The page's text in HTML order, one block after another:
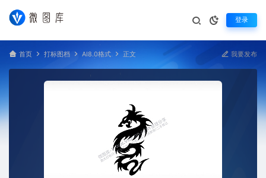
登录
首页 打标图档 AI8.0格式 正文 我要发布